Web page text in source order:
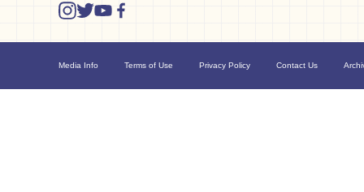
Media Info Terms of Use Privacy Policy Contact Us